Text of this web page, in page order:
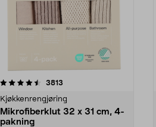
3813
Kjøkkenrengjøring
Mikrofiberklut 32 x 31 cm, 4-
pakning
4.5av 5 stjerner